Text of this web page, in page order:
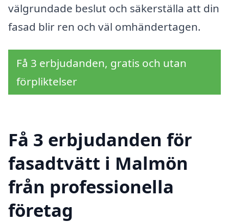
välgrundade beslut och säkerställa att din
fasad blir ren och väl omhändertagen.
Få 3 erbjudanden, gratis och utan
förpliktelser
Få 3 erbjudanden för
fasadtvätt i Malmön
från professionella
företag